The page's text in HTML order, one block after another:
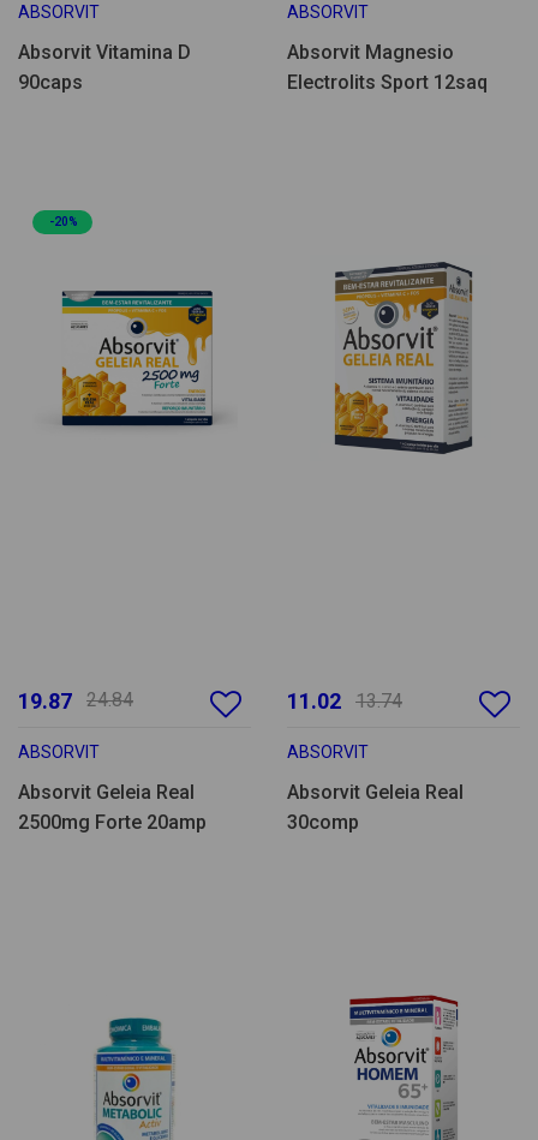
ABSORVIT
Absorvit Vitamina D
90caps
ABSORVIT
Absorvit Magnesio
Electrolits Sport 12saq
-20%
19.87 24.84
ABSORVIT
Absorvit Geleia Real
2500mg Forte 20amp
11.02 13.74
ABSORVIT
Absorvit Geleia Real
30comp